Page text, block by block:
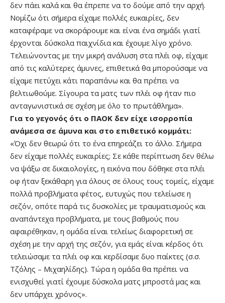
δεν πάει καλά και θα έπρεπε να το δούμε από την αρχή.
Νομίζω ότι σήμερα είχαμε πολλές ευκαιρίες, δεν
καταφέραμε να σκοράρουμε και είναι ένα σημάδι γιατί
έρχονται δύσκολα παιχνίδια και έχουμε λίγο χρόνο.
Τελειώνοντας με την μικρή ανάλυση στα πλέι οφ, είχαμε
από τις καλύτερες άμυνες, επιθετικά θα μπορούσαμε να
είχαμε πετύχει κάτι παραπάνω και θα πρέπει να
βελτιωθούμε. Σίγουρα τα ματς των πλέι οφ ήταν πιο
ανταγωνιστικά σε σχέση με όλο το πρωτάθλημα».
Για το γεγονός ότι ο ΠΑΟΚ δεν είχε ισορροπία
ανάμεσα σε άμυνα και στο επιθετικό κομμάτι:
«Όχι δεν θεωρώ ότι το ένα επηρεάζει το άλλο. Σήμερα
δεν είχαμε πολλές ευκαιρίες; Σε κάθε περίπτωση δεν θέλω
να ψάξω σε δικαιολογίες, η εικόνα που δόθηκε στα πλέι
οφ ήταν ξεκάθαρη για όλους σε όλους τους τομείς, είχαμε
πολλά προβλήματα φέτος, ευτυχώς που τελείωσε η
σεζόν, οπότε παρά τις δυσκολίες με τραυματισμούς και
αναπάντεχα προβλήματα, με τους βαθμούς που
αφαιρέθηκαν, η ομάδα είναι τελείως διαφορετική σε
σχέση με την αρχή της σεζόν, για εμάς είναι κέρδος ότι
τελειώσαμε τα πλέι οφ και κερδίσαμε δυο παίκτες (σ.σ.
Τζόλης – Μιχαηλίδης). Τώρα η ομάδα θα πρέπει να
ενισχυθεί γιατί έχουμε δύσκολα ματς μπροστά μας και
δεν υπάρχει χρόνος».